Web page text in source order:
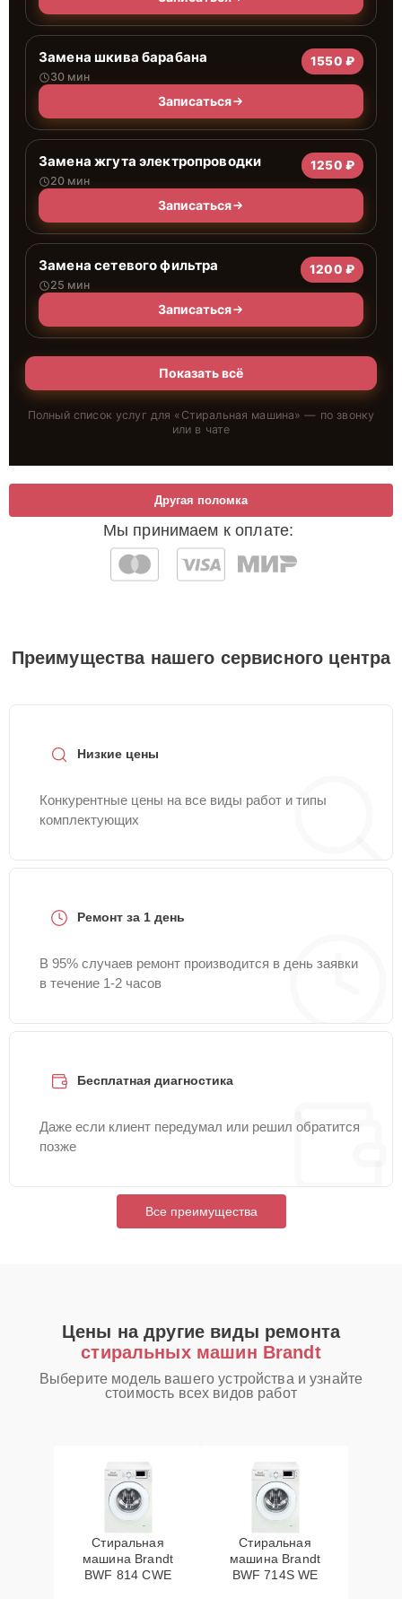
Замена шкива барабана
30 мин
1550 ₽
Записаться
Замена жгута электропроводки
20 мин
1250 ₽
Записаться
Замена сетевого фильтра
25 мин
1200 ₽
Записаться
Показать всё
Полный список услуг для « Стиральная машина» — по звонку
или в чате
Мы принимаем к оплате:
Другая поломка
Преимущества нашего сервисного центра
Низкие цены
Конкурентные цены на все виды работ и типы
комплектующих
Ремонт за 1 день
В 95% случаев ремонт производится в день заявки
в течение 1-2 часов
Бесплатная диагностика
Даже если клиент передумал или решил обратится
позже
Все преимущества
Цены на другие виды ремонта
стиральных машин Brandt
Выберите модель вашего устройства и узнайте
стоимость всех видов работ
Стиральная
машина Brandt
BWF 814 CWE
Стиральная
машина Brandt
BWF 714S WE